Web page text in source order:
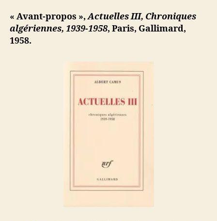
« Avant-propos »,Actuelles III, Chroniques
algériennes, 1939-1958, Paris, Gallimard,
1958.